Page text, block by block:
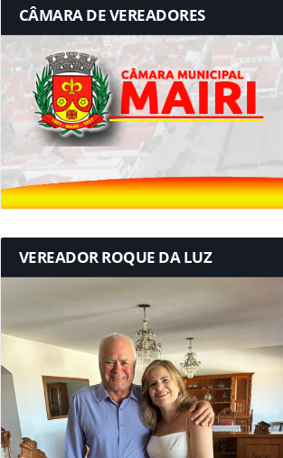
CÂMARA DE VEREADORES
VEREADOR ROQUE DA LUZ